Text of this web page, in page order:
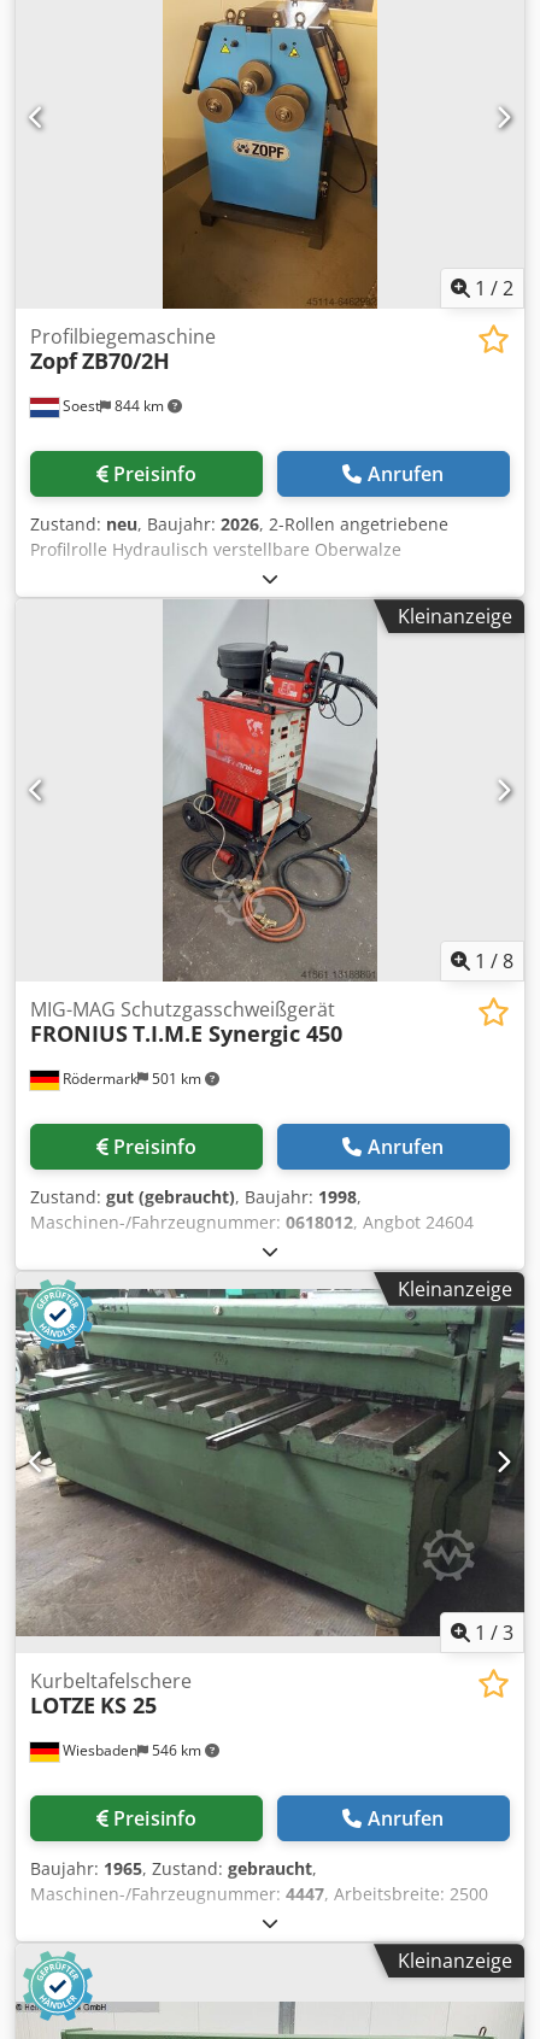
1 /2
Soest 844 km
Profilbiegemaschine
ZopfZB70/2H
Preisinfo Anrufen
Zustand: neu, Baujahr: 2026, 2-Rollen angetriebene
Profilrolle Hydraulisch verstellbare Oberwalze
Wellendurchmesser: 40 mm Rollendurchmesser: 152-162
mm Umdrehungen: 8,5 pro Minute. Djdpfx Aohgiuhsc Heck
Oberwalzenverstellung: 120 mm Kapazitätstabelle: im
Anhang Maschine in verschiedenen Ausführungen
erhältlich: Manuelle Verstellung, 3-Rollenantrieb usw.
Kleinanzeige
1 /8
Rödermark 501 km
MIG-MAG Schutzgasschweißgerät
FRONIUST.I.M.E Synergic 450
Preisinfo Anrufen
Zustand: gut (gebraucht), Baujahr: 1998,
Maschinen-/Fahrzeugnummer: 0618012, Angbot 24604
Technische Daten: - geeignet zum Schweißen von Stahl ,
Alu Sondermetalle , Cr Ni , usw. - Schweißstrom 450 A 60%
ED - 360 A 100% ED - Schweißstrom regulierbar von 3 A -
450 A - Synergic Einstellungssteuerung FRONIUS -
Wasserkühlgerät FRONIUS - Separater Drahtvorschubkoffer
- Zwischenpaket Gerät – Drahtvorschubkoffer 1 lfm - 4
Rollen Drahtvorschub stufenlos regulierbar - MIG - MAG
Schlauchpaket wassergekühlt ca. 4 lfm - Massekabel -
Druckminderer Dcjdpfx Ajvncubjc Hok - Fahrbares
Untergestell - Anschluss 400 V / 6,6 A / 8,7 kVA -
Platzbedarf ca. B 650 x H 900 + 450 x T 1100 mm - Gewicht
ca. 200 kg
Kleinanzeige
1 /3
Wiesbaden 546 km
Kurbeltafelschere
LOTZE KS 25
Preisinfo Anrufen
Baujahr: 1965, Zustand: gebraucht,
Maschinen-/Fahrzeugnummer: 4447, Arbeitsbreite: 2500
mm Blechstaerke: 4 mm Ausladung: 70 mm
Hinteranschlag: 520 mm Dcodpfxsb H Ibuo Ac Hjk
Antriebsleistung: 380 V, 6,3 kW Platzbedarf: 3200 x 2300 x
1270 mm Gewicht: 4600 kg
Kleinanzeige